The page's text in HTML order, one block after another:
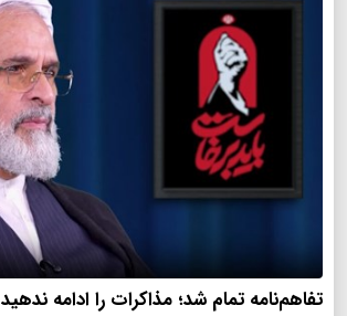
تفاهم‌نامه تمام شد؛ مذاکرات را ادامه ندهید